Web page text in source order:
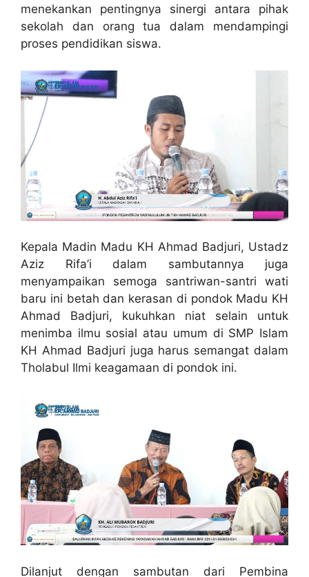
menekankan pentingnya sinergi antara pihak
sekolah dan orang tua dalam mendampingi
proses pendidikan siswa.
Kepala Madin Madu KH Ahmad Badjuri, Ustadz
Aziz Rifa’i dalam sambutannya juga
menyampaikan semoga santriwan-santri wati
baru ini betah dan kerasan di pondok Madu KH
Ahmad Badjuri, kukuhkan niat selain untuk
menimba ilmu sosial atau umum di SMP Islam
KH Ahmad Badjuri juga harus semangat dalam
Tholabul Ilmi keagamaan di pondok ini.
Dilanjut dengan sambutan dari Pembina